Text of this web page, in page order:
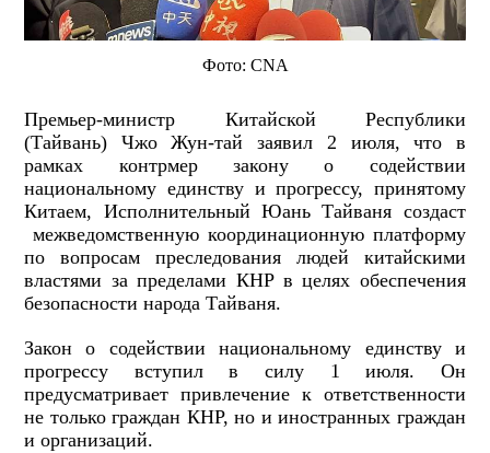
Фото: CNA
Премьер-министр Китайской Республики
(Тайвань) Чжо Жун-тай заявил 2 июля, что в
рамках контрмер закону о содействии
национальному единству и прогрессу, принятому
Китаем, Исполнительный Юань Тайваня создаст
межведомственную координационную платформу
по вопросам преследования людей китайскими
властями за пределами КНР в целях обеспечения
безопасности народа Тайваня.
Закон о содействии национальному единству и
прогрессу вступил в силу 1 июля. Он
предусматривает привлечение к ответственности
не только граждан КНР, но и иностранных граждан
и организаций.